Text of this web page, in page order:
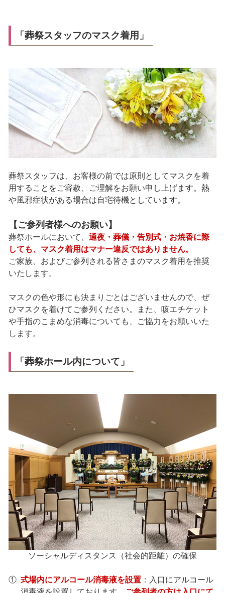
「葬祭スタッフのマスク着用」
葬祭スタッフは、お客様の前では原則としてマスクを着
用することをご容赦、ご理解をお願い申し上げます。熱
や風邪症状がある場合は自宅待機としています。
【ご参列者様へのお願い】
葬祭ホールにおいて、 通夜・葬儀・告別式・お焼香に際
しても、マスク着用はマナー違反ではありません。
ご家族、およびご参列される皆さまのマスク着用を推奨
いたします。
マスクの色や形にも決まりごとはございませんので、ぜ
ひマスクを着けてご参列ください。また、咳エチケット
や手指のこまめな消毒についても、ご協力をお願いいた
します。
「葬祭ホール内について」
ソーシャルディスタンス（社会的距離）の確保
① 式場内にアルコール消毒液を設置：入口にアルコール